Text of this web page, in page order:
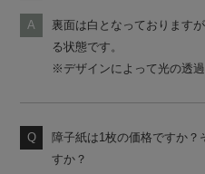
裏面は白となっております
る状態です。
※デザインによって光の透過
障子紙は1枚の価格ですか
すか？